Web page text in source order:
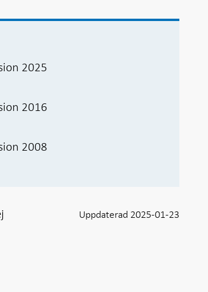
2025
2016
2008
visas en kommentarsrutaUppdaterad 2025-01-23